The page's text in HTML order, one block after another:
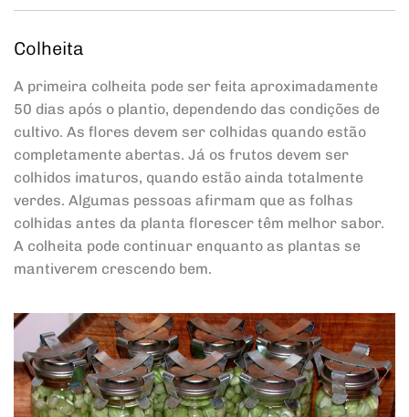
Colheita
A primeira colheita pode ser feita aproximadamente
50 dias após o plantio, dependendo das condições de
cultivo. As flores devem ser colhidas quando estão
completamente abertas. Já os frutos devem ser
colhidos imaturos, quando estão ainda totalmente
verdes. Algumas pessoas afirmam que as folhas
colhidas antes da planta florescer têm melhor sabor.
A colheita pode continuar enquanto as plantas se
mantiverem crescendo bem.